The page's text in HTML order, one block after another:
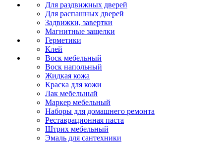
Для раздвижных дверей
Для распашных дверей
Задвижки, завертки
Магнитные защелки
Герметики
Клей
Воск мебельный
Воск напольный
Жидкая кожа
Краска для кожи
Лак мебельный
Маркер мебельный
Наборы для домашнего ремонта
Реставрационная паста
Штрих мебельный
Эмаль для сантехники